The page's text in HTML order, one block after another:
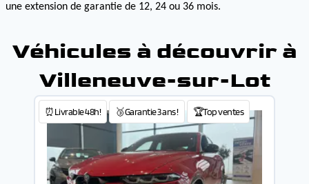
une extension de garantie de 12, 24 ou 36 mois.
Véhicules à découvrir à
Villeneuve-sur-Lot
⏰Livrable 48h! 🥉Garantie 3 ans ! 🏆Top ventes